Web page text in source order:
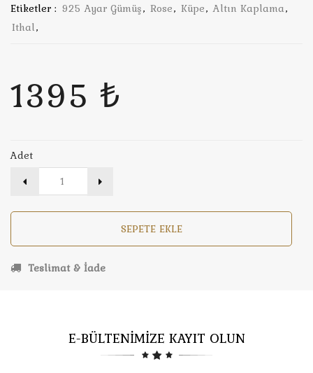
Etiketler : 925 Ayar Gümüş, Rose, Küpe, Altın Kaplama,
Ithal,
1395 ₺
Adet
SEPETE EKLE
Teslimat & İade
E-BÜLTENİMİZE KAYIT OLUN